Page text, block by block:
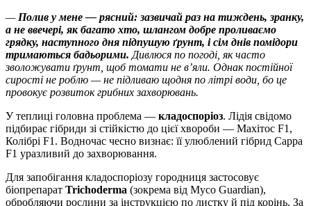
— Полив у мене — рясний: зазвичай раз на тиждень, зранку,
а не ввечері, як багато хто, шлангом добре проливаємо
грядку, наступного дня підпушую ґрунт, і сім днів помідори
тримаються бадьорими. Дивлюся по погоді, як часто
зволожувати ґрунт, щоб томати не в’яли. Однак постійної
сирості не роблю — не підливаю щодня по літрі води, бо це
провокує розвиток грибних захворювань.
У теплиці головна проблема — кладоспоріоз. Лідія свідомо
підбирає гібриди зі стійкістю до цієї хвороби — Махітос F1,
Колібрі F1. Водночас чесно визнає: її улюблений гібрид Сарра
F1 уразливий до захворювання.
Для запобігання кладоспоріозу городниця застосовує
біопрепарат Trichoderma (зокрема від Myco Guardian),
обробляючи рослини за інструкцією по листку й під корінь. За